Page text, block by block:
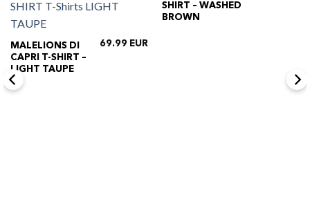
MALELIONS DI
CAPRI T-SHIRT –
LIGHT TAUPE
69.99
SHIRT – WASHED
BROWN